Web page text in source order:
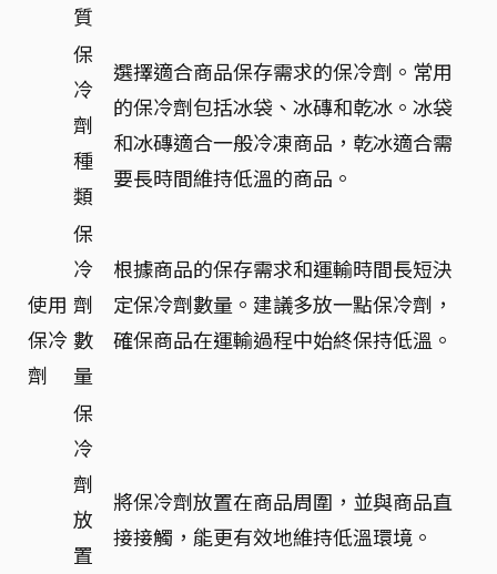
質
使用
保冷
劑
保
冷
劑
種
類
選擇適合商品保存需求的保冷劑。常用
的保冷劑包括冰袋、冰磚和乾冰。冰袋
和冰磚適合一般冷凍商品，乾冰適合需
要長時間維持低溫的商品。
保
冷
劑
數
量
根據商品的保存需求和運輸時間長短決
定保冷劑數量。建議多放一點保冷劑，
確保商品在運輸過程中始終保持低溫。
保
冷
劑
放
置
將保冷劑放置在商品周圍，並與商品直
接接觸，能更有效地維持低溫環境。